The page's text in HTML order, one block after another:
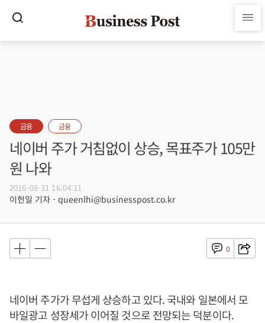
금융 금융
네이버 주가 거침없이 상승, 목표주가 105만
원 나와
2016-08-31 16:04:11
이헌일 기자 - queenlhi@businesspost.co.kr
0
네이버 주가가 무섭게 상승하고 있다. 국내와 일본에서 모
바일광고 성장세가 이어질 것으로 전망되는 덕분이다.